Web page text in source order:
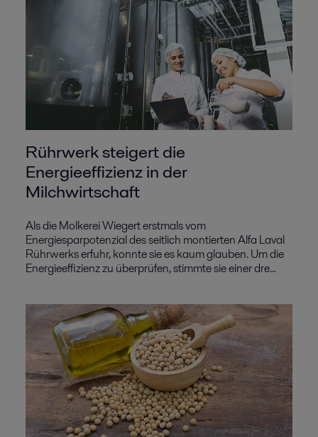
Rührwerk steigert die
Energieeffizienz in der
Milchwirtschaft
Als die Molkerei Wiegert erstmals vom
Energiesparpotenzial des seitlich montierten Alfa Laval
Rührwerks erfuhr, konnte sie es kaum glauben. Um die
Energieeffizienz zu überprüfen, stimmte sie einer dre...